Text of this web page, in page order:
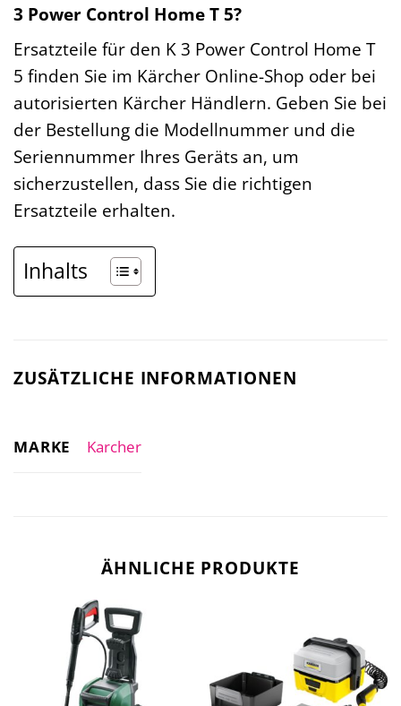
3 Power Control Home T 5?
Ersatzteile für den K 3 Power Control Home T
5 finden Sie im Kärcher Online-Shop oder bei
autorisierten Kärcher Händlern. Geben Sie bei
der Bestellung die Modellnummer und die
Seriennummer Ihres Geräts an, um
sicherzustellen, dass Sie die richtigen
Ersatzteile erhalten.
Inhalts
ZUSÄTZLICHE INFORMATIONEN
MARKE Karcher
ÄHNLICHE PRODUKTE